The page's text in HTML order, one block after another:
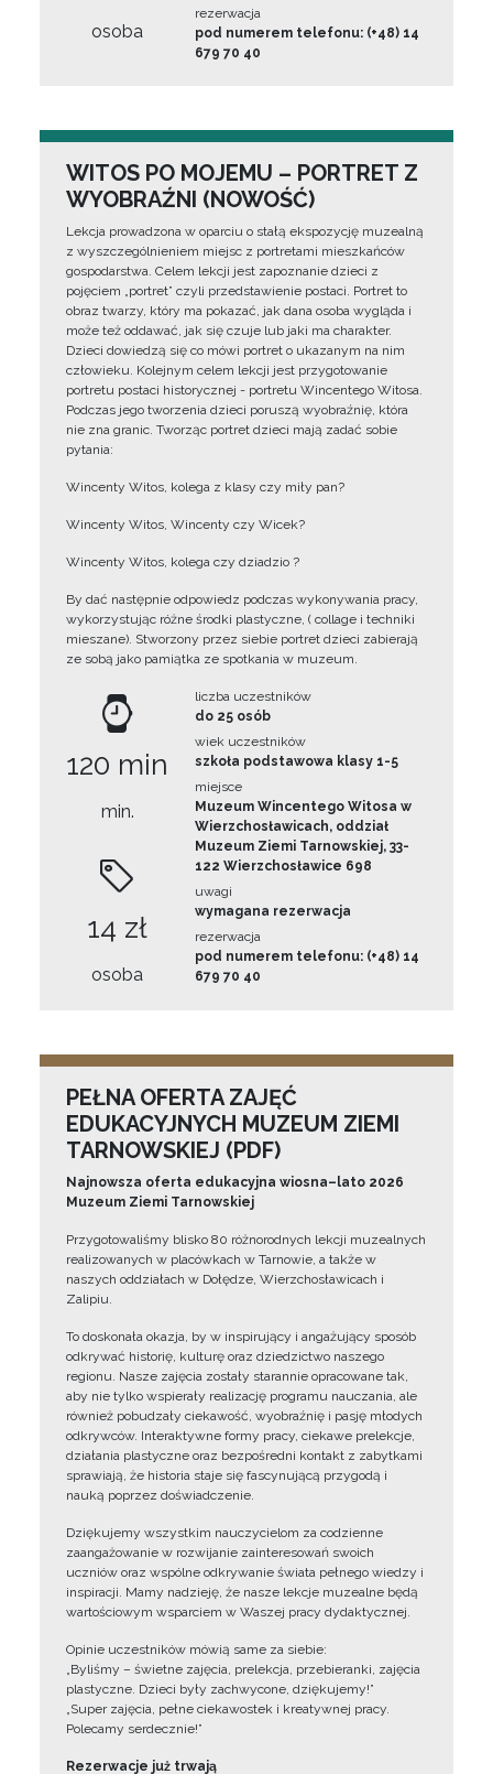
osoba
rezerwacja
pod numerem telefonu: (+48) 14
679 70 40
WITOS PO MOJEMU – PORTRET Z
WYOBRAŹNI (NOWOŚĆ)
Lekcja prowadzona w oparciu o stałą ekspozycję muzealną
z wyszczególnieniem miejsc z portretami mieszkańców
gospodarstwa. Celem lekcji jest zapoznanie dzieci z
pojęciem „portret” czyli przedstawienie postaci. Portret to
obraz twarzy, który ma pokazać, jak dana osoba wygląda i
może też oddawać, jak się czuje lub jaki ma charakter.
Dzieci dowiedzą się co mówi portret o ukazanym na nim
człowieku. Kolejnym celem lekcji jest przygotowanie
portretu postaci historycznej - portretu Wincentego Witosa.
Podczas jego tworzenia dzieci poruszą wyobraźnię, która
nie zna granic. Tworząc portret dzieci mają zadać sobie
pytania:
Wincenty Witos, kolega z klasy czy miły pan?
Wincenty Witos, Wincenty czy Wicek?
Wincenty Witos, kolega czy dziadzio ?
By dać następnie odpowiedz podczas wykonywania pracy,
wykorzystując różne środki plastyczne, ( collage i techniki
mieszane). Stworzony przez siebie portret dzieci zabierają
ze sobą jako pamiątka ze spotkania w muzeum.
120 min
min.
14 zł
osoba
liczba uczestników
do 25 osób
wiek uczestników
szkoła podstawowa klasy 1-5
miejsce
Muzeum Wincentego Witosa w
Wierzchosławicach, oddział
Muzeum Ziemi Tarnowskiej, 33-
122 Wierzchosławice 698
uwagi
wymagana rezerwacja
rezerwacja
pod numerem telefonu: (+48) 14
679 70 40
PEŁNA OFERTA ZAJĘĆ
EDUKACYJNYCH MUZEUM ZIEMI
TARNOWSKIEJ (PDF)
Najnowsza oferta edukacyjna wiosna–lato 2026
Muzeum Ziemi Tarnowskiej
Przygotowaliśmy blisko 80 różnorodnych lekcji muzealnych
realizowanych w placówkach w Tarnowie, a także w
naszych oddziałach w Dołędze, Wierzchosławicach i
Zalipiu.
To doskonała okazja, by w inspirujący i angażujący sposób
odkrywać historię, kulturę oraz dziedzictwo naszego
regionu. Nasze zajęcia zostały starannie opracowane tak,
aby nie tylko wspierały realizację programu nauczania, ale
również pobudzały ciekawość, wyobraźnię i pasję młodych
odkrywców. Interaktywne formy pracy, ciekawe prelekcje,
działania plastyczne oraz bezpośredni kontakt z zabytkami
sprawiają, że historia staje się fascynującą przygodą i
nauką poprzez doświadczenie.
Dziękujemy wszystkim nauczycielom za codzienne
zaangażowanie w rozwijanie zainteresowań swoich
uczniów oraz wspólne odkrywanie świata pełnego wiedzy i
inspiracji. Mamy nadzieję, że nasze lekcje muzealne będą
wartościowym wsparciem w Waszej pracy dydaktycznej.
Opinie uczestników mówią same za siebie:
„Byliśmy – świetne zajęcia, prelekcja, przebieranki, zajęcia
plastyczne. Dzieci były zachwycone, dziękujemy!”
„Super zajęcia, pełne ciekawostek i kreatywnej pracy.
Polecamy serdecznie!”
Rezerwacje już trwają